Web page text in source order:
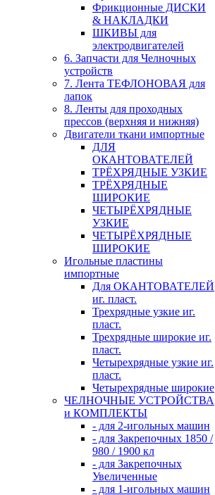
Фрикционные ДИСКИ
& НАКЛАДКИ
ШКИВЫ для
электродвигателей
6. Запчасти для Челночных
устройств
7. Лента ТЕФЛОНОВАЯ для
лапок
8. Ленты для проходных
прессов (верхняя и нижняя)
Двигатели ткани импортные
ДЛЯ
ОКАНТОВАТЕЛЕЙ
ТРЁХРЯДНЫЕ УЗКИЕ
ТРЁХРЯДНЫЕ
ШИРОКИЕ
ЧЕТЫРЁХРЯДНЫЕ
УЗКИЕ
ЧЕТЫРЁХРЯДНЫЕ
ШИРОКИЕ
Игольные пластины
импортные
Для ОКАНТОВАТЕЛЕЙ
иг. пласт.
Трехрядные узкие иг.
пласт.
Трехрядные широкие иг.
пласт.
Четырехрядные узкие иг.
пласт.
Четырехрядные широкие
ЧЕЛНОЧНЫЕ УСТРОЙСТВА
и КОМПЛЕКТЫ
- для 2-игольных машин
- для Закрепочных 1850 /
980 / 1900 кл
- для Закрепочных
Увеличенные
- для 1-игольных машин